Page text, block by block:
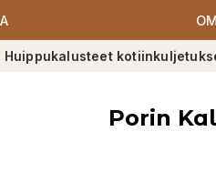
Huippukalusteet
Porin